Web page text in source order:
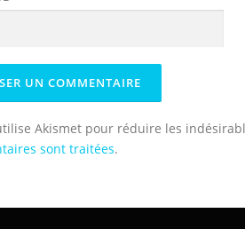
Akismet pour réduire les
sont traitées.